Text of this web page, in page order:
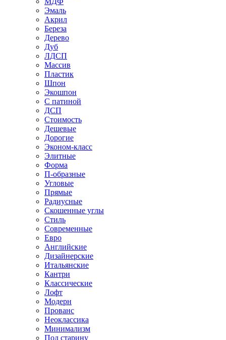
Эмаль
Акрил
Береза
Дерево
Дуб
ЛДСП
Массив
Пластик
Шпон
Экошпон
С патиной
ДСП
Стоимость
Дешевые
Дорогие
Эконом-класс
Элитные
Форма
П-образные
Угловые
Прямые
Радиусные
Скошенные углы
Стиль
Современные
Евро
Английские
Дизайнерские
Итальянские
Кантри
Классические
Лофт
Модерн
Прованс
Неоклассика
Минимализм
Под старину